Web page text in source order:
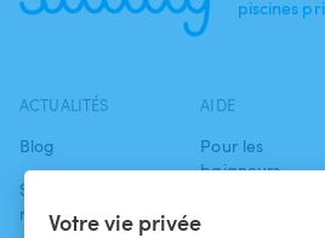
Votre vie privée
piscines
ACTUALITÉS
Blog
Swimmy dans les
médias
AIDE
Pour les
baigneurs